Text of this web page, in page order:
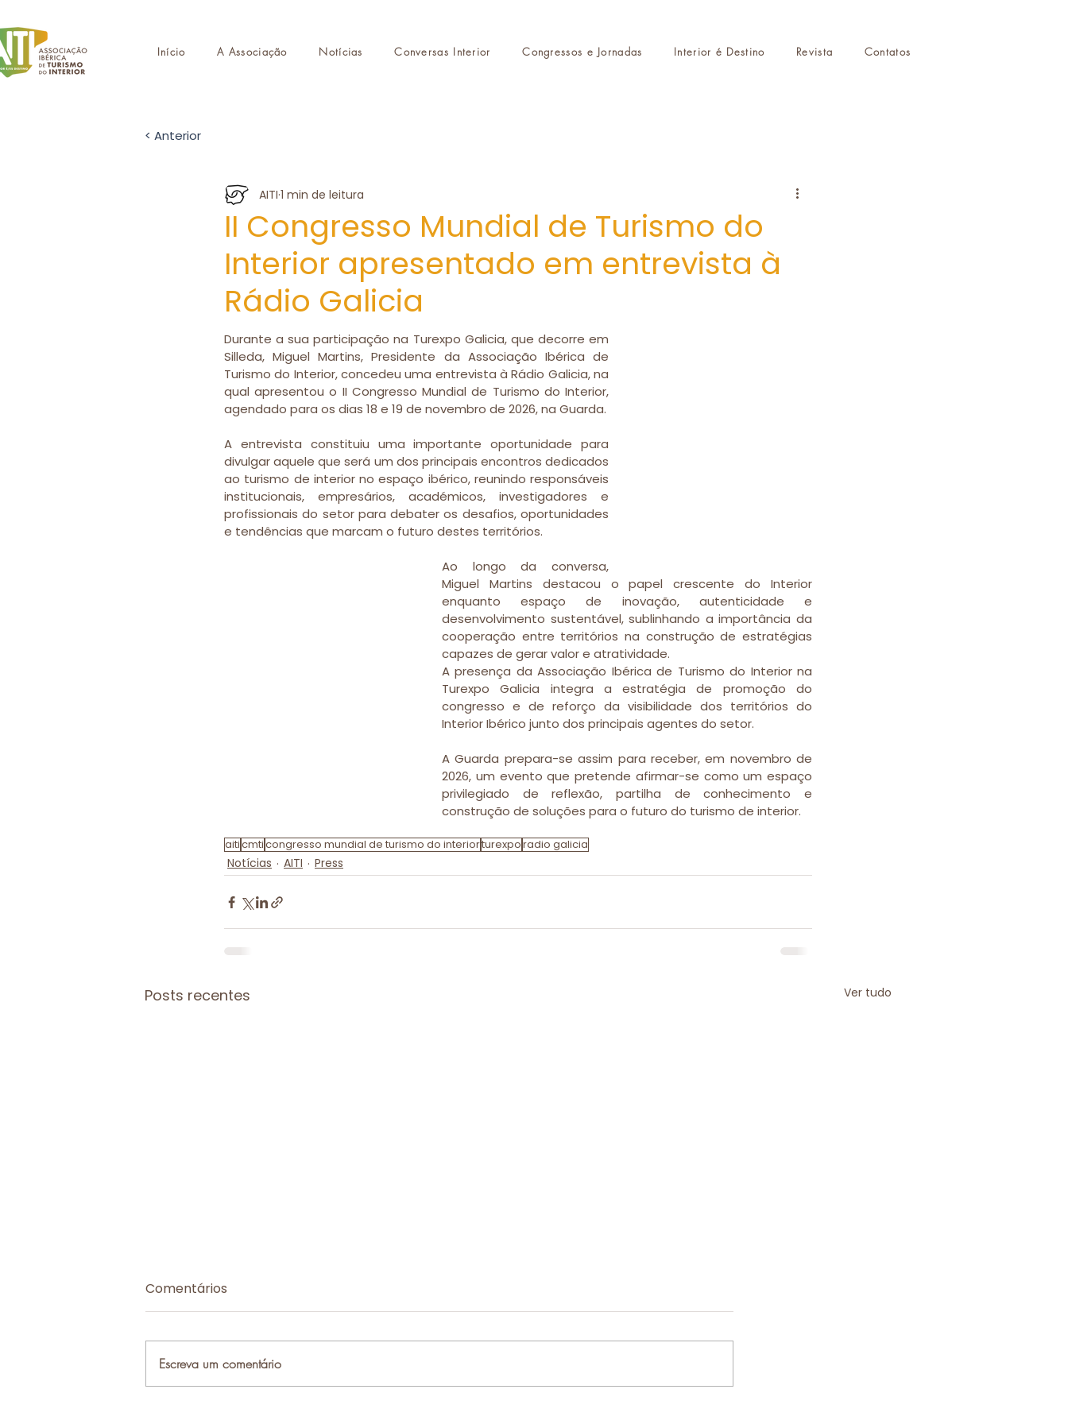
Início A Associação Notícias Conversas Interior Congressos e Jornadas Interior é Destino Revista Contatos
< Anterior
II Congresso Mundial de Turismo do
Interior apresentado em entrevista à
Rádio Galicia
AITI 1 min de leitura
Durante a sua participação na Turexpo Galicia, que decorre em
Silleda, Miguel Martins, Presidente da Associação Ibérica de
Turismo do Interior, concedeu uma entrevista à Rádio Galicia, na
qual apresentou o II Congresso Mundial de Turismo do Interior,
agendado para os dias 18 e 19 de novembro de 2026, na Guarda.
A entrevista constituiu uma importante oportunidade para
divulgar aquele que será um dos principais encontros dedicados
ao turismo de interior no espaço ibérico, reunindo responsáveis
institucionais, empresários, académicos, investigadores e
profissionais do setor para debater os desafios, oportunidades
e tendências que marcam o futuro destes territórios.
Ao longo da conversa,
Miguel Martins destacou o papel crescente do Interior
enquanto espaço de inovação, autenticidade e
desenvolvimento sustentável, sublinhando a importância da
cooperação entre territórios na construção de estratégias
capazes de gerar valor e atratividade.
A presença da Associação Ibérica de Turismo do Interior na
Turexpo Galicia integra a estratégia de promoção do
congresso e de reforço da visibilidade dos territórios do
Interior Ibérico junto dos principais agentes do setor.
A Guarda prepara-se assim para receber, em novembro de
2026, um evento que pretende afirmar-se como um espaço
privilegiado de reflexão, partilha de conhecimento e
construção de soluções para o futuro do turismo de interior.
aiticmticongresso mundial de turismo do interiorturexporadio galicia
Notícias AITI Press
Posts recentes Ver tudo
Comentários
Escreva um comentário